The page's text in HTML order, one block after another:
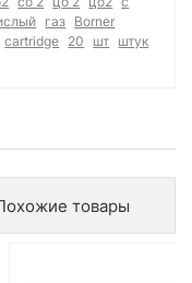
газ Borner
cartridge 20 шт штук
товары